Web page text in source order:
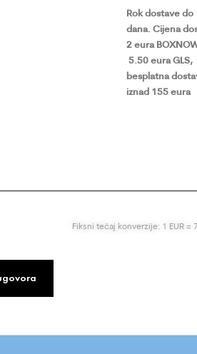
Rok dostave do
dana. Cijena
2 eura
5.50 eura GLS,
besplatna
iznad 155 eura
Fiksni tečaj konverzije: 1 EUR =